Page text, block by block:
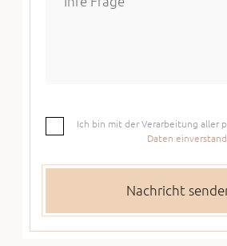
Ich bin mit der Verarbeitung aller
Daten